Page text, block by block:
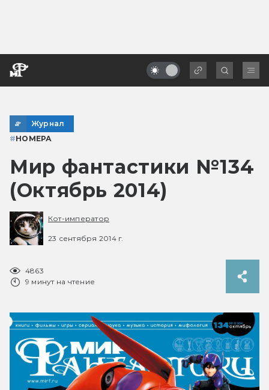
Журнал
#НОМЕРА
Мир фантастики №134
(Октябрь 2014)
Кот-император
23 сентября 2014 г.
4863
9 минут на чтение